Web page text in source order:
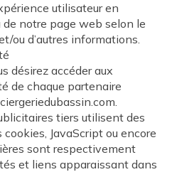
utilisateur en
notre page web selon le
ou d’autres informations.
désirez accéder aux
de chaque partenaire
tiers utilisent des
JavaScript ou encore
sont respectivement
et liens apparaissant dans